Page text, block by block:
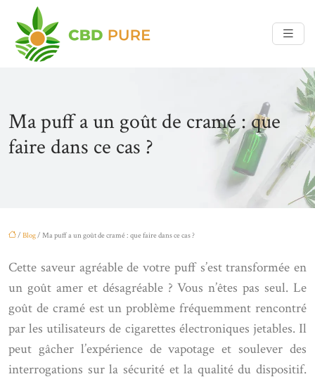
Ma puff a un goût de cramé : que
faire dans ce cas ?
/ Blog/ Ma puff a un goût de cramé : que faire dans ce cas ?
Cette saveur agréable de votre puff s’est transformée en
un goût amer et désagréable ? Vous n’êtes pas seul. Le
goût de cramé est un problème fréquemment rencontré
par les utilisateurs de cigarettes électroniques jetables. Il
peut gâcher l’expérience de vapotage et soulever des
interrogations sur la sécurité et la qualité du dispositif.